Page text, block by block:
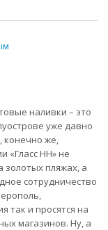
наливки – это
уже давно
конечно же,
«Гласс НН» не
золотых пляжах, а
сотрудничество
так и просятся на
магазинов. Ну, а